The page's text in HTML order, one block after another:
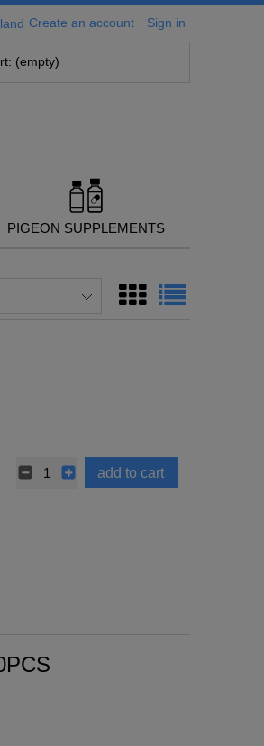
Create an account Sign in
(empty)
PIGEON SUPPLEMENTS
add to cart